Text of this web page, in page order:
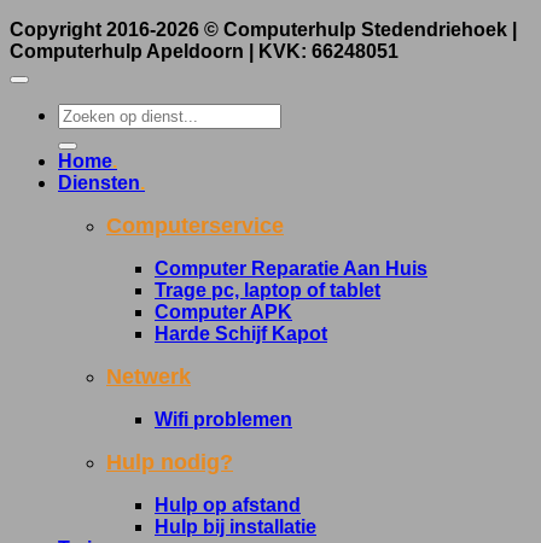
Copyright 2016-2026 © Computerhulp Stedendriehoek |
Computerhulp Apeldoorn | KVK: 66248051
Home.
Diensten.
Computerservice
Computer Reparatie Aan Huis
Trage pc, laptop of tablet
Computer APK
Harde Schijf Kapot
Netwerk
Wifi problemen
Hulp nodig?
Hulp op afstand
Hulp bij installatie